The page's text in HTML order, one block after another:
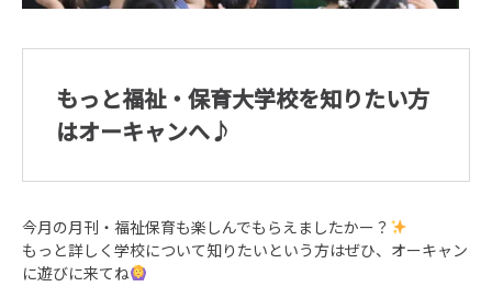
もっと福祉・保育大学校を知りたい方
はオーキャンへ♪
今月の月刊・福祉保育も楽しんでもらえましたかー？
もっと詳しく学校について知りたいという方はぜひ、オーキャン
に遊びに来てね